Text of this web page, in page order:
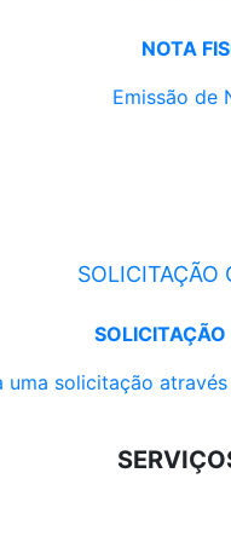
NOTA
Emissão de
SOLICITAÇÃO
uma solicitação